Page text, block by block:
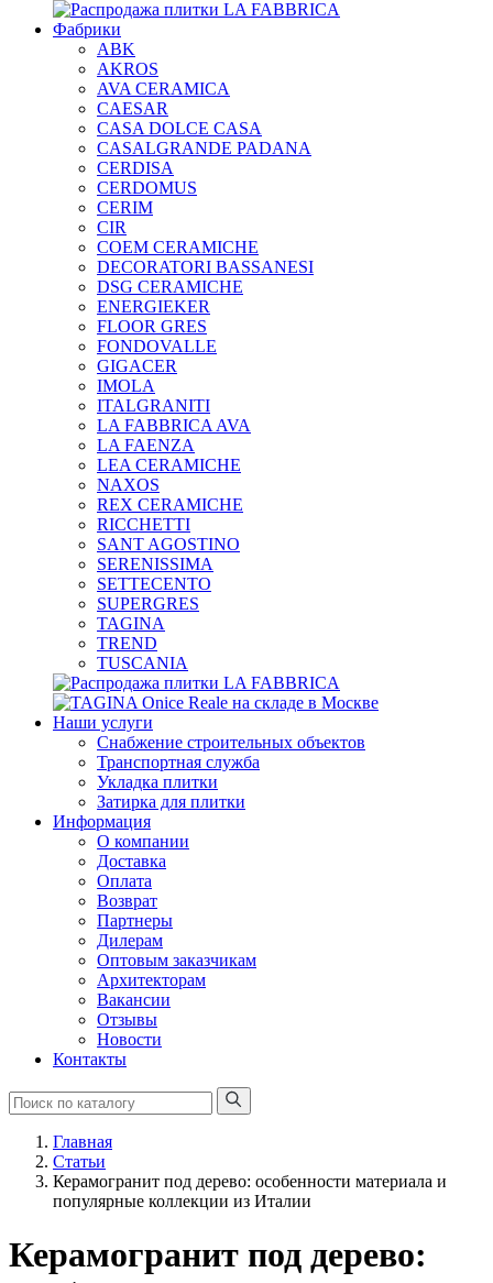
Фабрики
ABK
AKROS
AVA CERAMICA
CAESAR
CASA DOLCE CASA
CASALGRANDE PADANA
CERDISA
CERDOMUS
CERIM
CIR
COEM CERAMICHE
DECORATORI BASSANESI
DSG CERAMICHE
ENERGIEKER
FLOOR GRES
FONDOVALLE
GIGACER
IMOLA
ITALGRANITI
LA FABBRICA AVA
LA FAENZA
LEA CERAMICHE
NAXOS
REX CERAMICHE
RICCHETTI
SANT AGOSTINO
SERENISSIMA
SETTECENTO
SUPERGRES
TAGINA
TREND
TUSCANIA
Наши услуги
Снабжение строительных объектов
Транспортная служба
Укладка плитки
Затирка для плитки
Информация
О компании
Доставка
Оплата
Возврат
Партнеры
Дилерам
Оптовым заказчикам
Архитекторам
Вакансии
Отзывы
Новости
Контакты
Главная
Статьи
Керамогранит под дерево: особенности материала и
популярные коллекции из Италии
Керамогранит под дерево: